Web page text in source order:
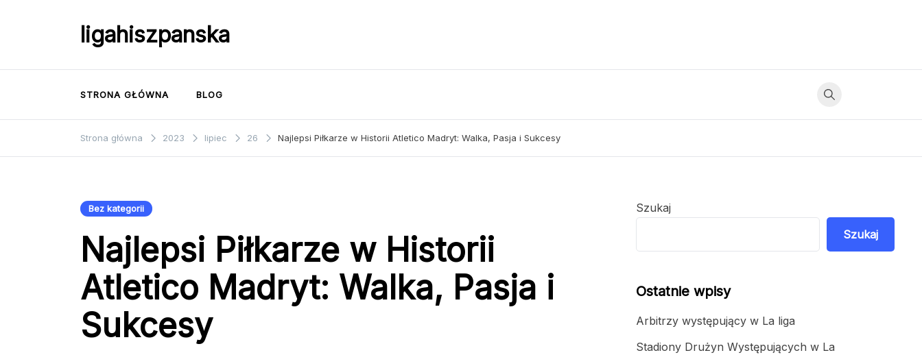
ligahiszpanska
STRONA GŁÓWNA BLOG
Strona główna 2023 lipiec 26 Najlepsi Piłkarze w Historii Atletico Madryt: Walka, Pasja i Sukcesy
Bez kategorii
Najlepsi Piłkarze w Historii
Atletico Madryt: Walka, Pasja i
Sukcesy
Szukaj
Szukaj
Ostatnie wpisy
Arbitrzy występujący w La liga
Stadiony Drużyn Występujących w La